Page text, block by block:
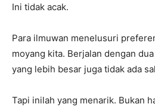
Ini tidak acak.
Para ilmuwan menelusuri
moyang kita. Berjalan dengan
yang lebih besar juga tidak ada
Tapi inilah yang menarik. Bukan